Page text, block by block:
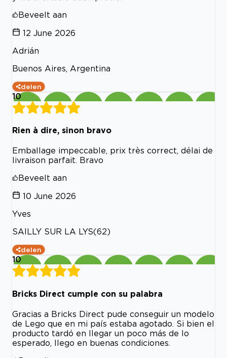
Beveelt aan
12 June 2026
Adrián
Buenos Aires, Argentina
delen
10
Rien à dire, sinon bravo
Emballage impeccable, prix très correct, délai de
livraison parfait. Bravo
Beveelt aan
10 June 2026
Yves
SAILLY SUR LA LYS(62)
delen
10
Bricks Direct cumple con su palabra
Gracias a Bricks Direct pude conseguir un modelo
de Lego que en mi país estaba agotado. Si bien el
producto tardó en llegar un poco más de lo
esperado, llego en buenas condiciones.